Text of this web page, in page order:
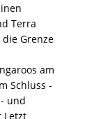
Terra
Grenze
am
Schluss -
und
Letzt